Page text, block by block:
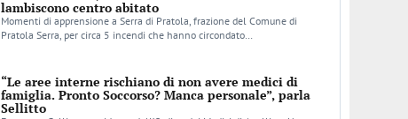
lambiscono centro abitato
Momenti di apprensione a Serra di Pratola, frazione del Comune di
Pratola Serra, per circa 5 incendi che hanno circondato…
“Le aree interne rischiano di non avere medici di
famiglia. Pronto Soccorso? Manca personale”, parla
Sellitto